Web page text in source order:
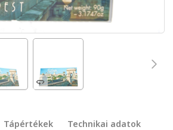
Tápértékek Technikai adatok